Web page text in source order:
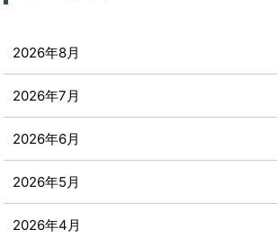
2026年8月
2026年7月
2026年6月
2026年5月
2026年4月